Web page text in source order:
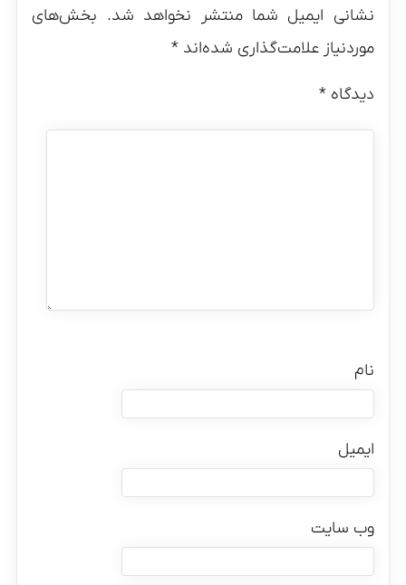
نشانی ایمیل شما منتشر نخواهد شد. بخش‌های
موردنیاز علامت‌گذاری شده‌اند*
دیدگاه*
نام
ایمیل
وب‌ سایت